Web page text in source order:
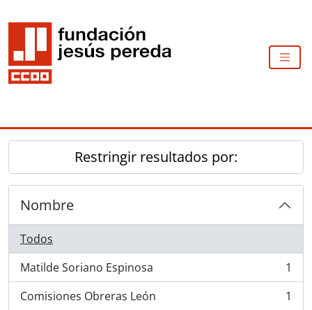
Restringir resultados por:
Nombre
Todos
Matilde Soriano Espinosa
, 1 resultados
1
Comisiones Obreras León
, 1 resultados
1